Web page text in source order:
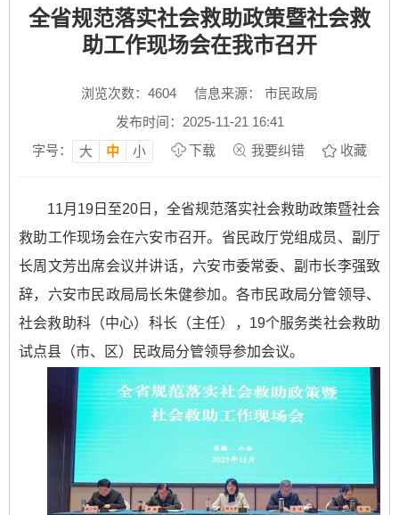
全省规范落实社会救助政策暨社会救
助工作现场会在我市召开
浏览次数： 4604
信息来源： 市民政局
发布时间：2025-11-21 16:41
字号：
大 中 小 下载 我要纠错 收藏
11月19日至20日，全省规范落实社会救助政策暨社会
救助工作现场会在六安市召开。省民政厅党组成员、副厅
长周文芳出席会议并讲话，六安市委常委、副市长李强致
辞，六安市民政局局长朱健参加。各市民政局分管领导、
社会救助科（中心）科长（主任），19个服务类社会救助
试点县（市、区）民政局分管领导参加会议。